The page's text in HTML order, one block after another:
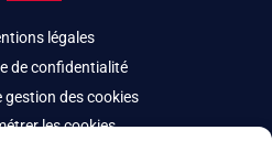
légales
de confidentialité
gestion des cookies
les cookies